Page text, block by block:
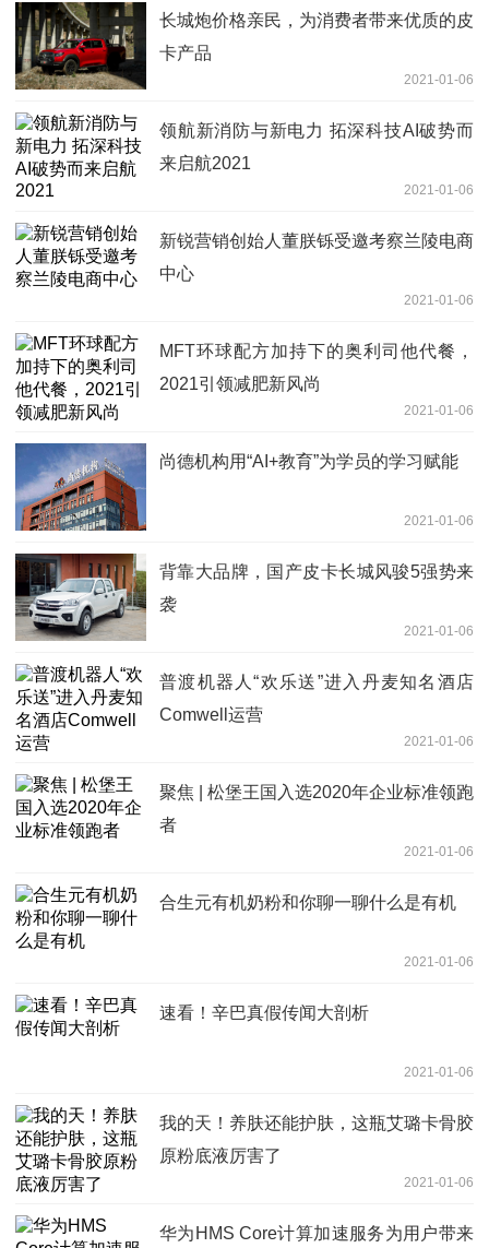
长城炮价格亲民，为消费者带来优质的皮
卡产品
2021-01-06
领航新消防与新电力 拓深科技AI破势而
来启航2021
2021-01-06
新锐营销创始人董朕铄受邀考察兰陵电商
中心
2021-01-06
MFT环球配方加持下的奥利司他代餐，
2021引领减肥新风尚
2021-01-06
尚德机构用“AI+教育”为学员的学习赋能
2021-01-06
背靠大品牌，国产皮卡长城风骏5强势来
袭
2021-01-06
普渡机器人“欢乐送”进入丹麦知名酒店
Comwell运营
2021-01-06
聚焦 | 松堡王国入选2020年企业标准领跑
者
2021-01-06
合生元有机奶粉和你聊一聊什么是有机
2021-01-06
速看！辛巴真假传闻大剖析
2021-01-06
我的天！养肤还能护肤，这瓶艾璐卡骨胶
原粉底液厉害了
2021-01-06
华为HMS Core计算加速服务为用户带来